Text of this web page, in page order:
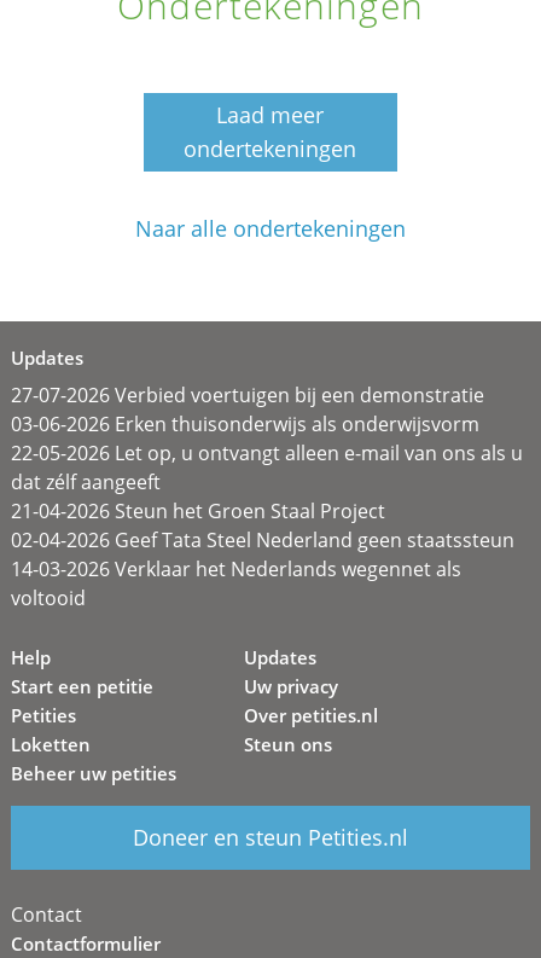
Laad meer
ondertekeningen
Naar alle ondertekeningen
Updates
27-07-2026 Verbied voertuigen bij een demonstratie
03-06-2026 Erken thuisonderwijs als onderwijsvorm
22-05-2026 Let op, u ontvangt alleen e-mail van ons als u
dat zélf aangeeft
21-04-2026 Steun het Groen Staal Project
02-04-2026 Geef Tata Steel Nederland geen staatssteun
14-03-2026 Verklaar het Nederlands wegennet als
voltooid
Help
Start een petitie
Petities
Loketten
Beheer uw petities
Updates
Uw privacy
Over petities.nl
Steun ons
Doneer en steun Petities.nl
Contact
Contactformulier